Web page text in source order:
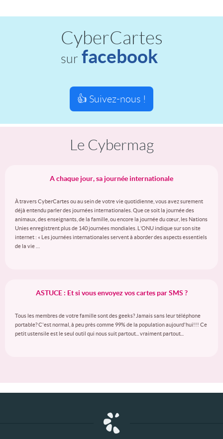
CyberCartes
sur facebook
👍 Suivez-nous !
Le Cybermag
A chaque jour, sa journée internationale
À travers CyberCartes ou au sein de votre vie quotidienne, vous avez surement
déjà entendu parler des journées internationales. Que ce soit la journée des
animaux, des enseignants, de la famille, ou encore la journée du cœur, les Nations
Unies enregistrent plus de 140 journées mondiales. L’ONU indique sur son site
internet : « Les journées internationales servent à aborder des aspects essentiels
de la vie …
ASTUCE : Et si vous envoyez vos cartes par SMS ?
Tous les membres de votre famille sont des geeks? Jamais sans leur téléphone
portable? C'est normal, à peu près comme 99% de la population aujourd'hui!!! Ce
petit ustensile est le seul outil qui nous suit partout... vraiment partout...